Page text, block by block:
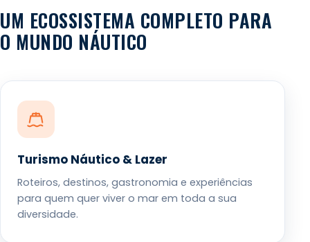
UM ECOSSISTEMA COMPLETO PARA
O MUNDO NÁUTICO
Turismo Náutico & Lazer
Roteiros, destinos, gastronomia e experiências
para quem quer viver o mar em toda a sua
diversidade.